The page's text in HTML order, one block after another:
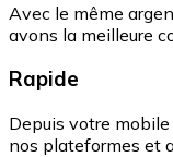
Avec le même
avons la meilleure
Rapide
Depuis votre mobile
nos plateformes et